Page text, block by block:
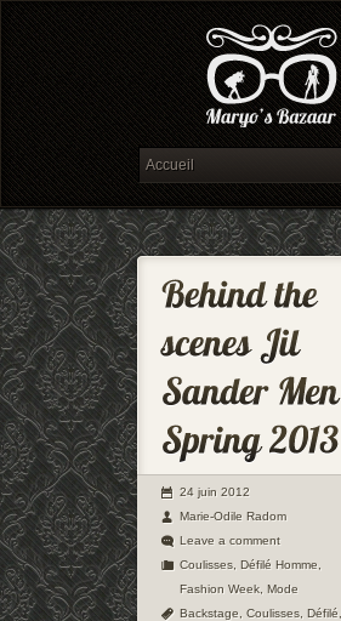
24 juin 2012
Marie-Odile Radom
Leave a comment
Coulisses Défilé Homme
Fashion Week Mode
Backstage
Coulisses Défilé